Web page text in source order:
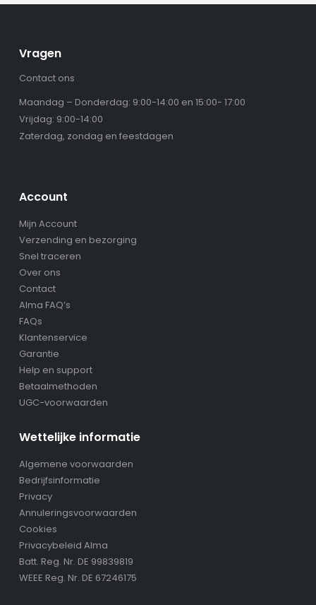
Vragen
Contact ons
Maandag – Donderdag: 9:00-14:00 en 15:00- 17:00
Vrijdag: 9:00-14:00
Zaterdag, zondag en feestdagen
Account
Mijn Account
Verzending en bezorging
Snel traceren
Over ons
Contact
Alma FAQ’s
FAQs
Klantenservice
Garantie
Help en support
Betaalmethoden
UGC-voorwaarden
Wettelijke informatie
Algemene voorwaarden
Bedrijfsinformatie
Privacy
Annuleringsvoorwaarden
Cookies
Privacybeleid Alma
Batt. Reg. Nr. DE 99839819
WEEE Reg. Nr. DE 67246175